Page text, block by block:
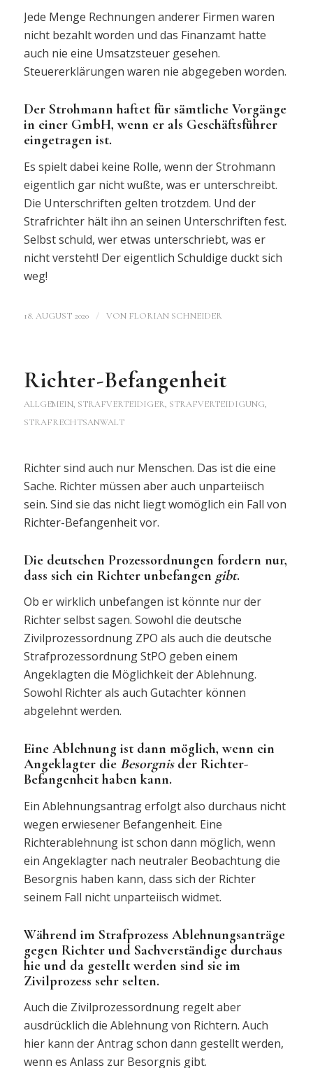
Jede Menge Rechnungen anderer Firmen waren
nicht bezahlt worden und das Finanzamt hatte
auch nie eine Umsatzsteuer gesehen.
Steuererklärungen waren nie abgegeben worden.
Der Strohmann haftet für sämtliche Vorgänge
in einer GmbH, wenn er als Geschäftsführer
eingetragen ist.
Es spielt dabei keine Rolle, wenn der Strohmann
eigentlich gar nicht wußte, was er unterschreibt.
Die Unterschriften gelten trotzdem. Und der
Strafrichter hält ihn an seinen Unterschriften fest.
Selbst schuld, wer etwas unterschriebt, was er
nicht versteht! Der eigentlich Schuldige duckt sich
weg!
18. AUGUST 2020 / VON FLORIAN SCHNEIDER
Richter-Befangenheit
ALLGEMEIN, STRAFVERTEIDIGER, STRAFVERTEIDIGUNG,
STRAFRECHTSANWALT
Richter sind auch nur Menschen. Das ist die eine
Sache. Richter müssen aber auch unparteiisch
sein. Sind sie das nicht liegt womöglich ein Fall von
Richter-Befangenheit vor.
Die deutschen Prozessordnungen fordern nur,
dass sich ein Richter unbefangen gibt.
Ob er wirklich unbefangen ist könnte nur der
Richter selbst sagen. Sowohl die deutsche
Zivilprozessordnung ZPO als auch die deutsche
Strafprozessordnung StPO geben einem
Angeklagten die Möglichkeit der Ablehnung.
Sowohl Richter als auch Gutachter können
abgelehnt werden.
Eine Ablehnung ist dann möglich, wenn ein
Angeklagter die Besorgnis der Richter-
Befangenheit haben kann.
Ein Ablehnungsantrag erfolgt also durchaus nicht
wegen erwiesener Befangenheit. Eine
Richterablehnung ist schon dann möglich, wenn
ein Angeklagter nach neutraler Beobachtung die
Besorgnis haben kann, dass sich der Richter
seinem Fall nicht unparteiisch widmet.
Während im Strafprozess Ablehnungsanträge
gegen Richter und Sachverständige durchaus
hie und da gestellt werden sind sie im
Zivilprozess sehr selten.
Auch die Zivilprozessordnung regelt aber
ausdrücklich die Ablehnung von Richtern. Auch
hier kann der Antrag schon dann gestellt werden,
wenn es Anlass zur Besorgnis gibt.